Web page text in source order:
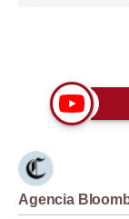
Viajes
Estilos
Mundo
Agencia